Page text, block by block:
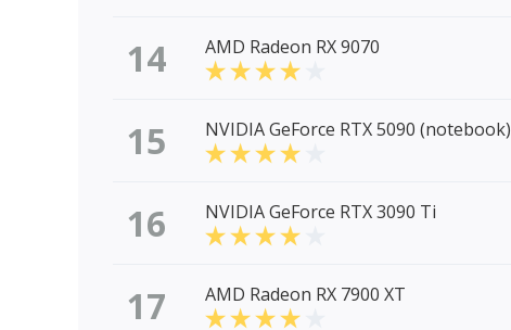
14 AMD Radeon RX 9070
15 NVIDIA GeForce RTX 5090 (notebook)
16 NVIDIA GeForce RTX 3090 Ti
17 AMD Radeon RX 7900 XT